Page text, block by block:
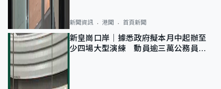
新聞資訊 港聞 首頁新聞
新皇崗口岸｜據悉政府擬本月中起辦至
少四場大型演練 動員逾三萬公務員人